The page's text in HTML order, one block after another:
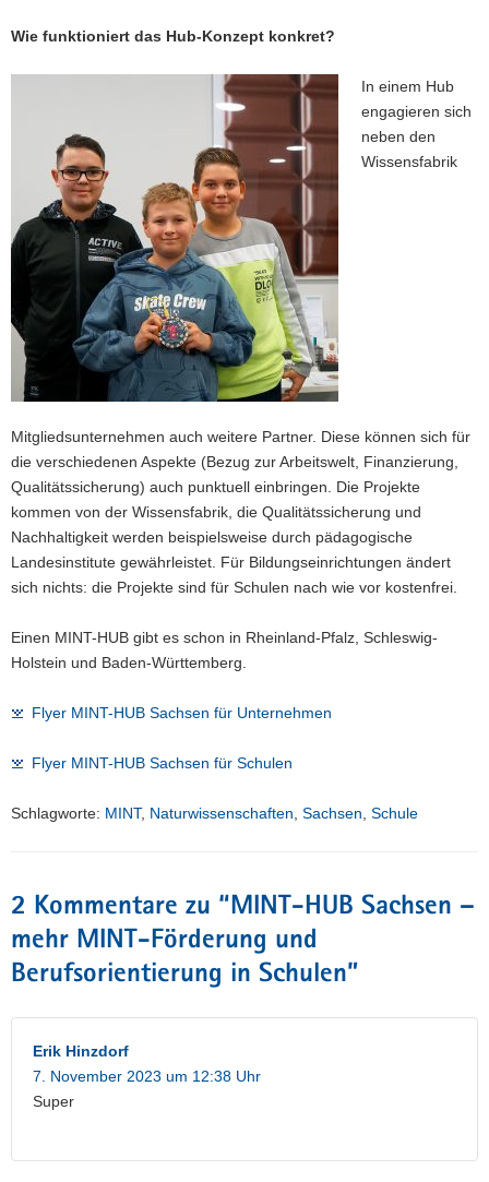
Wie funktioniert das Hub-Konzept konkret?
In einem Hub
engagieren sich
neben den
Wissensfabrik
Mitgliedsunternehmen auch weitere Partner. Diese können sich für
die verschiedenen Aspekte (Bezug zur Arbeitswelt, Finanzierung,
Qualitätssicherung) auch punktuell einbringen. Die Projekte
kommen von der Wissensfabrik, die Qualitätssicherung und
Nachhaltigkeit werden beispielsweise durch pädagogische
Landesinstitute gewährleistet. Für Bildungseinrichtungen ändert
sich nichts: die Projekte sind für Schulen nach wie vor kostenfrei.
Einen MINT-HUB gibt es schon in Rheinland-Pfalz, Schleswig-
Holstein und Baden-Württemberg.
Flyer MINT-HUB Sachsen für Unternehmen
Flyer MINT-HUB Sachsen für Schulen
Schlagworte: MINT, Naturwissenschaften Sachsen Schule
2 Kommentare zu “MINT-HUB Sachsen –
mehr MINT-Förderung und
Berufsorientierung in Schulen”
Erik Hinzdorf
7. November 2023 um 12:38 Uhr
Super